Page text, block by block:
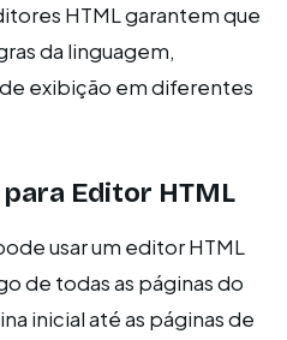
HTML garantem que
da linguagem,
exibição em diferentes
Editor HTML
usar um editor HTML
de todas as páginas do
inicial até as páginas de